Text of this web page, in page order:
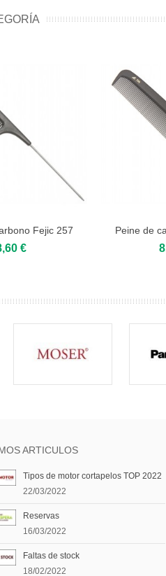
Fejic 257
€
Peine de
ARTICULOS
Tipos de motor cortapelos TOP 2022
22/03/2022
Reservas
16/03/2022
Faltas de stock
18/02/2022